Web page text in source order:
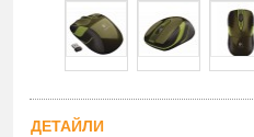
ДЕТАЙЛИ